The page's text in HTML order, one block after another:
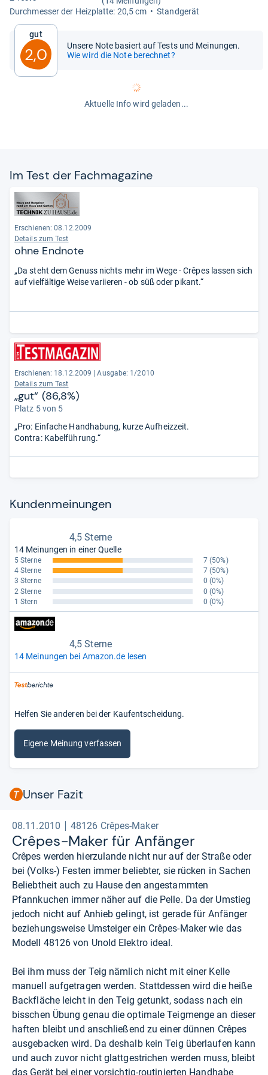
Durch­mes­ser der Heiz­platte: 20,5 cm
Stand­ge­rät
Gut
2,0
Unsere Note basiert auf Tests und Meinungen.
Wie wird die Note berechnet?
Aktuelle Info wird geladen...
Im Test der Fach­ma­ga­zine
Erschienen: 08.12.2009
Details zum Test
ohne Endnote
„Da steht dem Genuss nichts mehr im Wege - Crêpes lassen sich
auf vielfältige Weise variieren - ob süß oder pikant.“
Erschienen: 18.12.2009
Ausgabe: 1/2010
Details zum Test
„gut“ (86,8%)
Platz 5 von 5
„Pro: Einfache Handhabung, kurze Aufheizzeit.
Contra: Kabelführung.“
Kun­den­mei­nun­gen
4,5 Sterne
14 Meinungen in einer Quelle
5 Sterne 7 (50%)
4 Sterne
7 (50%)
3 Sterne
0 (0%)
2 Sterne
0 (0%)
1 Stern
0 (0%)
4,5 Sterne
14 Meinungen bei Amazon.de lesen
Helfen Sie anderen bei der Kaufentscheidung.
Eigene Meinung verfassen
Unser Fazit
08.11.2010 48126 Crêpes-Maker
Crê­pes-​Maker für Anfän­ger
Crêpes werden hierzulande nicht nur auf der Straße oder
bei (Volks-) Festen immer beliebter, sie rücken in Sachen
Beliebtheit auch zu Hause den angestammten
Pfannkuchen immer näher auf die Pelle. Da der Umstieg
jedoch nicht auf Anhieb gelingt, ist gerade für Anfänger
beziehungsweise Umsteiger ein Crêpes-Maker wie das
Modell 48126 von Unold Elektro ideal.
Bei ihm muss der Teig nämlich nicht mit einer Kelle
manuell aufgetragen werden. Stattdessen wird die heiße
Backfläche leicht in den Teig getunkt, sodass nach ein
bisschen Übung genau die optimale Teigmenge an dieser
haften bleibt und anschließend zu einer dünnen Crêpes
ausgebacken wird. Da deshalb kein Teig überlaufen kann
und auch zuvor nicht glattgestrichen werden muss, bleibt
das Gerät bei einer vorsichtig-routinierten Handhabe